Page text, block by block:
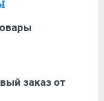
заказ от